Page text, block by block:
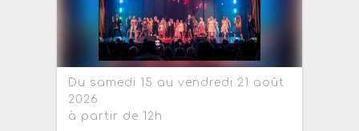
Du samedi 15 au vendredi 21 août
2026
à partir de 12h